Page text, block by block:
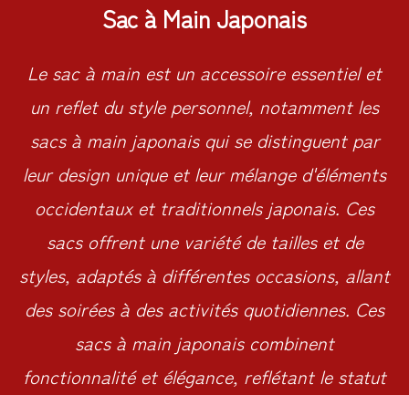
Sac à Main Japonais
Le sac à main est un accessoire essentiel et
un reflet du style personnel, notamment les
sacs à main japonais qui se distinguent par
leur design unique et leur mélange d'éléments
occidentaux et traditionnels japonais. Ces
sacs offrent une variété de tailles et de
styles, adaptés à différentes occasions, allant
des soirées à des activités quotidiennes. Ces
sacs à main japonais combinent
fonctionnalité et élégance, reflétant le statut